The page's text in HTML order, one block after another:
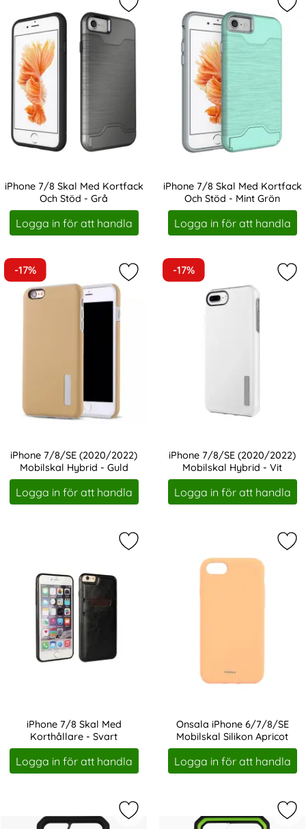
iPhone 7/8 Skal Med Kortfack
Och Stöd - Grå
Art. nr 228581
Logga in för att handla
Markera iPhone 7/8 Skal Med
iPhone 7/8 Skal Med Kortfack
Och Stöd - Mint Grön
Art. nr 228582
Logga in för att handla
-17%
iPhone 7/8/SE (2020/2022)
Mobilskal Hybrid - Guld
Art. nr 229130
Logga in för att handla
Markera iPhone 7/8/SE (2020/
-17%
iPhone 7/8/SE (2020/2022)
Mobilskal Hybrid - Vit
Art. nr 229134
Logga in för att handla
iPhone 7/8 Skal Med
Korthållare - Svart
Art. nr 229667
Logga in för att handla
Markera iPhone 7/8 Skal Med
Onsala iPhone 6/7/8/SE
Mobilskal Silikon Apricot
Art. nr 231821
Logga in för att handla
Markera iPhone 7/8 Ultra